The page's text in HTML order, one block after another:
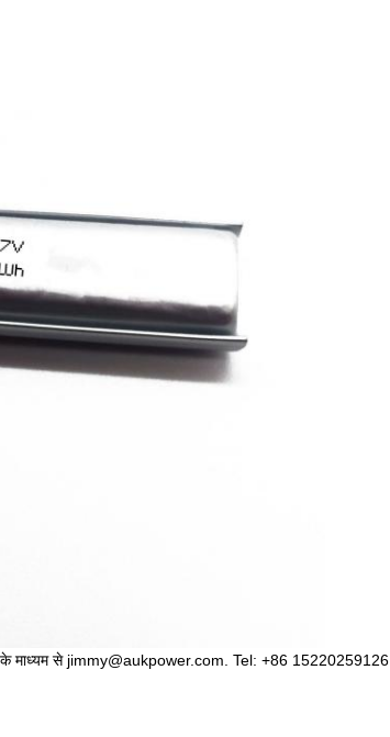
के माध्यम से jimmy@aukpower.com. Tel: +86 15220259126